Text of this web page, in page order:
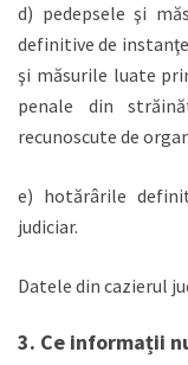
d) pedepsele şi
definitive de
şi măsurile luate
penale din
recunoscute de
e) hotărârile
judiciar.
Datele din cazierul
3. Ce informații